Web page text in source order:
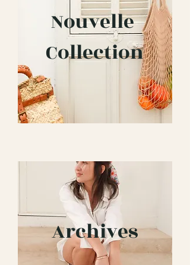
Nouvelle
Collection
Archives